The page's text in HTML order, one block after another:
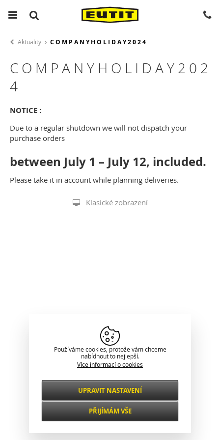
Aktuality C O M P A N Y H O L I D A Y 2 0 2 4
C O M P A N Y H O L I D A Y 2 0 2
4
NOTICE :
Due to a regular shutdown we will not dispatch your
purchase orders
between July 1 – July 12, included.
Please take it in account while planning deliveries.
Klasické zobrazení
Používáme cookies, protože vám chceme
nabídnout to nejlepší.
Více informací o cookies
Nezbytné
VŽDY AKTIVNÍ
Funkční a
UPRAVIT NASTAVENÍ
PŘIJÍMÁM VŠE